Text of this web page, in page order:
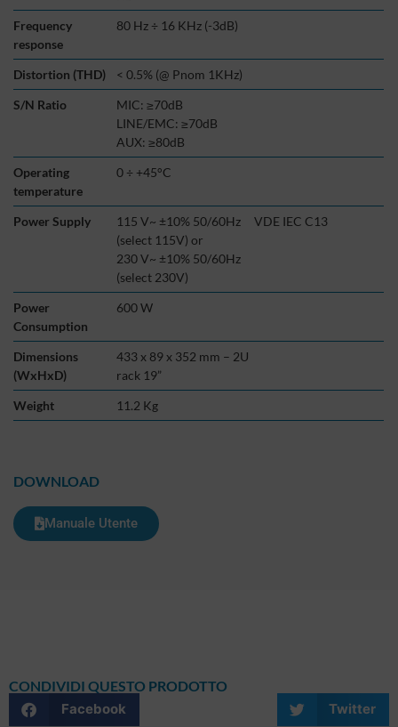
Frequency
response
80 Hz ÷ 16 KHz (-3dB)
Distortion (THD)
< 0.5% (@ Pnom 1KHz)
S/N Ratio
MIC: ≥70dB
LINE/EMC: ≥70dB
AUX: ≥80dB
Operating
temperature
0 ÷ +45°C
Power Supply
115 V~ ±10% 50/60Hz
(select 115V) or
230 V~ ±10% 50/60Hz
(select 230V)
VDE IEC C13
Power
Consumption
600 W
Dimensions
(WxHxD)
433 x 89 x 352 mm – 2U
rack 19”
Weight
11.2 Kg
DOWNLOAD
Manuale Utente
CONDIVIDI QUESTO PRODOTTO
Facebook
Twitter